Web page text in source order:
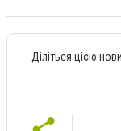
Діліться цією